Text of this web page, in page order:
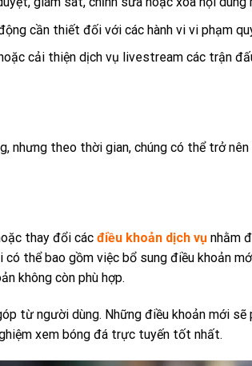
cần thiết đối với các hành vi vi phạm
cải thiện dịch vụ livestream các trận
theo thời gian, chúng có thể trở
thay đổi các điều khoản dịch vụ nhằm
thể bao gồm việc bổ sung điều khoản
không còn phù hợp.
từ người dùng. Những điều khoản mới
xem bóng đá trực tuyến tốt nhất.